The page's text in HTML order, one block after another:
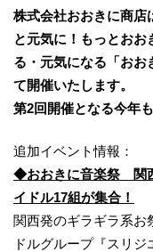
株式会社おおきに商店
と元気に！もっとお
る・元気になる「おお
て開催いたします。
第2回開催となる今年
追加イベント情報：
◆おおきに音楽祭 関
イドル17組が集合！
関西発のギラギラ系お
ドルグループ『スリジ